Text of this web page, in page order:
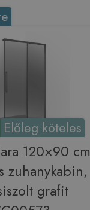
Előleg köteles
120×90 cm
zuhanykabin,
grafit